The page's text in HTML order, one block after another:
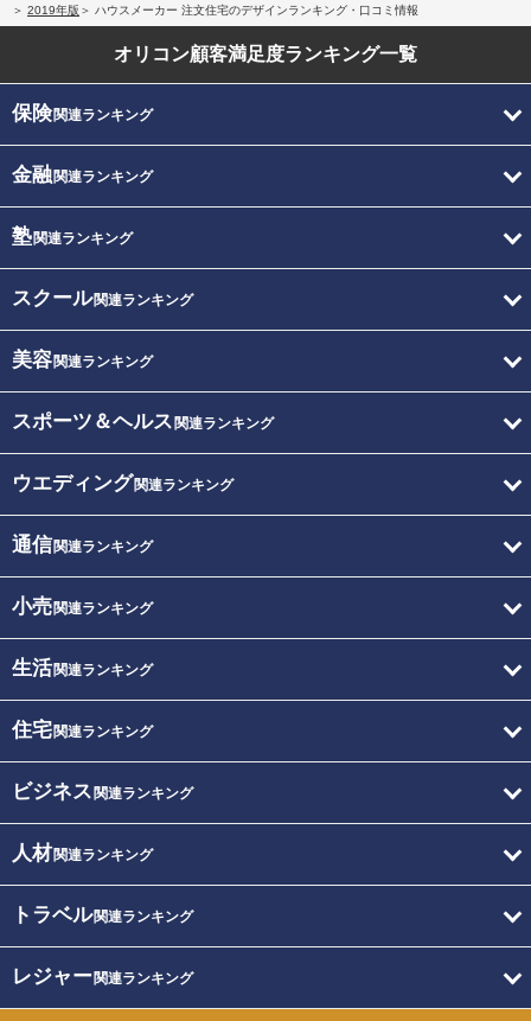
2019年版
ハウスメーカー 注文住宅のデザインランキング・口コミ情報
オリコン顧客満足度ランキング一覧
保険関連ランキング
金融関連ランキング
塾関連ランキング
スクール関連ランキング
美容関連ランキング
スポーツ＆ヘルス 関連ランキング
ウエディング関連ランキング
通信関連ランキング
小売関連ランキング
生活関連ランキング
住宅関連ランキング
ビジネス 関連ランキング
人材関連ランキング
トラベル関連ランキング
レジャー関連ランキング